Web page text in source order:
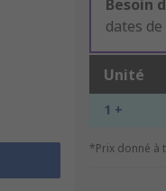
Besoin
dates
Unité
1 +
*Prix donné à